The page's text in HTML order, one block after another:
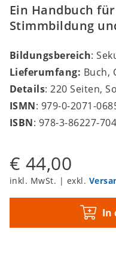
Ein Handbuch
Stimmbildung
Bildungsbereich:
Lieferumfang: Buch,
Details: 220 Seiten,
ISMN: 979-0-2071-
ISBN: 978-3-86227-
€ 44,00
inkl. MwSt. | exkl.
In